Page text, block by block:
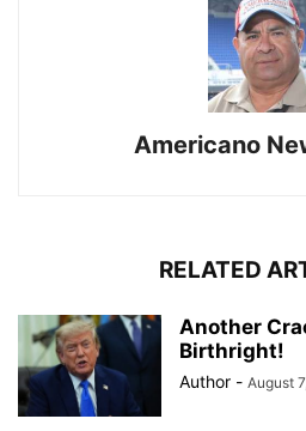
Americano
RELATED
Another
Birthright!
Author - August